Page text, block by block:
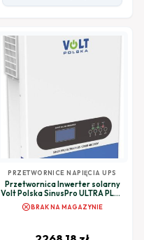
PRZETWORNICE NAPIĘCIA UPS
Przetwornica Inwerter solarny
Volt Polska SinusPro ULTRA PLUS
12000 48/230V (6200/12000W)
Wi-Fi + 120A MPPT (60-500V)
cancelBRAK NA MAGAZYNIE